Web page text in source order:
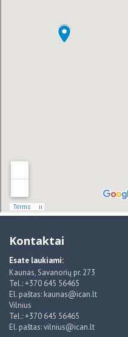
Kontaktai
Esate laukiami:
Kaunas, Savanorių pr. 273
Tel.: +370 645 56465
El. paštas: kaunas@ican.lt
Vilnius
Tel.: +370 645 56465
El. paštas: vilnius@ican.lt